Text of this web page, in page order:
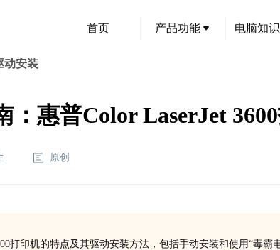
首页 产品功能 电脑知
动安装
：惠普Color LaserJet
原创
打印机的特点及其驱动安装方法，包括手动安装和使用“毒霸